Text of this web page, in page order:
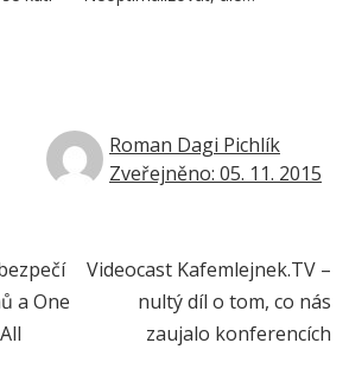
Roman Dagi Pichlík
Zveřejněno: 05. 11. 2015
a One
Videocast Kafemlejnek.TV –
nultý díl o tom, co nás
zaujalo konferencích